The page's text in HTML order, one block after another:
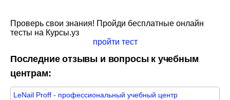
Проверь свои знания! Пройди бесплатные онлайн
тесты на Курсы.уз
пройти тест
Последние отзывы и вопросы к учебным
центрам:
LeNail Proff - профессиональный учебный центр